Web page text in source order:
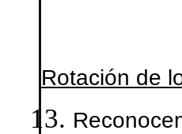
Rotación de